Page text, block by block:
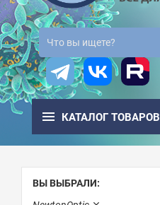
КАТАЛОГ ТОВАРОВ
ВЫ ВЫБРАЛИ: